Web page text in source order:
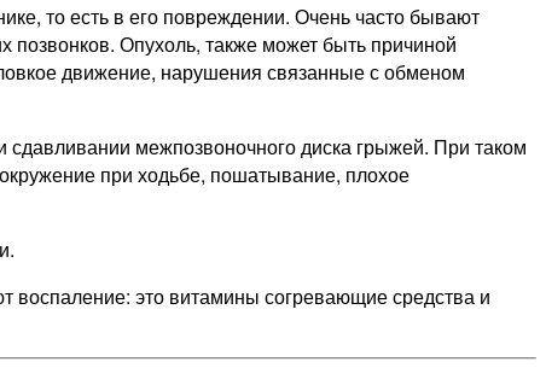
то есть в его повреждении. Очень часто бывают
Опухоль, также может быть причиной
движение, нарушения связанные с обменом
межпозвоночного диска грыжей. При таком
при ходьбе, пошатывание, плохое
воспаление: это витамины согревающие средства и